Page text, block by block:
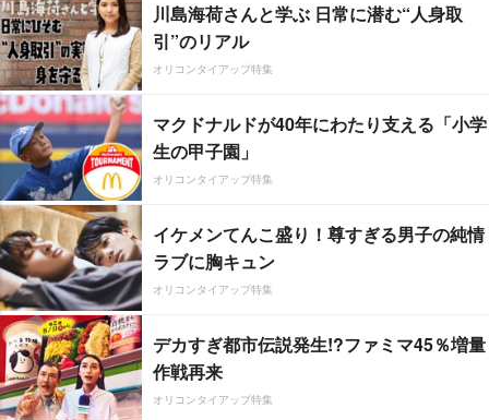
川島海荷さんと学ぶ 日常に潜む“人身取
引”のリアル
オリコンタイアップ特集
マクドナルドが40年にわたり支える「小学
生の甲子園」
オリコンタイアップ特集
イケメンてんこ盛り！尊すぎる男子の純情
ラブに胸キュン
オリコンタイアップ特集
デカすぎ都市伝説発生!?ファミマ45％増量
作戦再来
オリコンタイアップ特集